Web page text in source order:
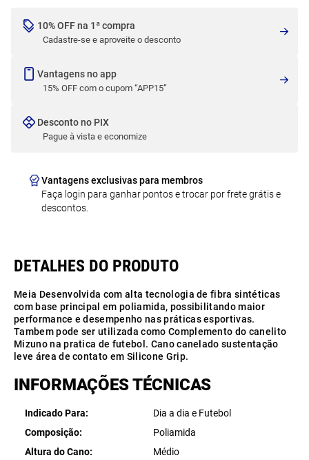
10% OFF na 1ª compra
Cadastre-se e aproveite o desconto
Vantagens no app
15% OFF com o cupom “APP15”
Desconto no PIX
Pague à vista e economize
Vantagens exclusivas para membros
Faça login para ganhar pontos e trocar por frete grátis e
descontos.
Meia Desenvolvida com alta tecnologia de fibra sintéticas
com base principal em poliamida, possibilitando maior
performance e desempenho nas práticas esportivas.
Tambem pode ser utilizada como Complemento do canelito
Mizuno na pratica de futebol. Cano canelado sustentação
leve área de contato em Silicone Grip.
INFORMAÇÕES TÉCNICAS
Indicado Para
Dia a dia e Futebol
Composição
Poliamida
Altura do Cano
Médio